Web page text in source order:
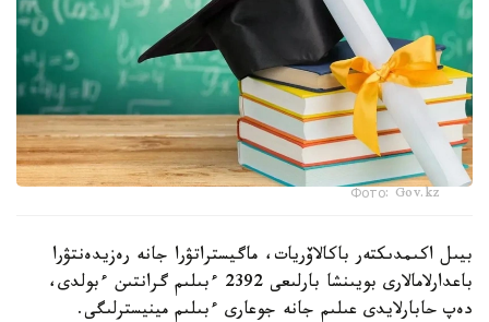
Фото: Gov.kz
بيىل اكىمدىكتەر باكالاۆريات، ماگيستراتۋرا جانە رەزيدەنتۋرا
باعدارلامالارى بويىنشا بارلىعى 2392 ءبىلىم گرانتىن ءبولدى،
دەپ حابارلايدى عىلىم جانە جوعارى ءبىلىم مينيسترلىگى.